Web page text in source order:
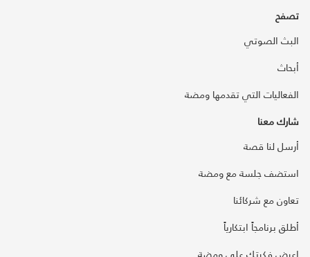
تصفح
البث الصوتي
أبحاث
الفعاليات التي تقدمها ومضة
شارك معنا
أرسل لنا قصة
استضف جلسة مع ومضة
تعاون مع شركائنا
أطلق برنامجاً ابتكارياً